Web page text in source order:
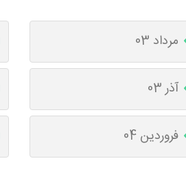
مرداد 03
آذر 03
فروردین 04